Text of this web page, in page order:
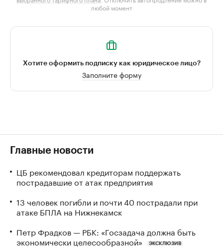
любой момент
Хотите оформить подписку как юридическое лицо?
Заполните форму
Главные новости
ЦБ рекомендовал кредиторам поддержать
пострадавшие от атак предприятия
13 человек погибли и почти 40 пострадали при
атаке БПЛА на Нижнекамск
Петр Фрадков — РБК: «Госзадача должна быть
экономически целесообразной»
ЭКСКЛЮЗИВ